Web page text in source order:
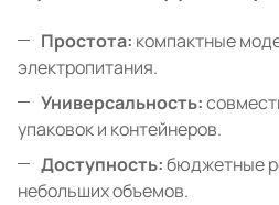
Простота: компактные
электропитания.
Универсальность:
упаковок и контейнеров.
Доступность:бюджетные
небольших объемов.